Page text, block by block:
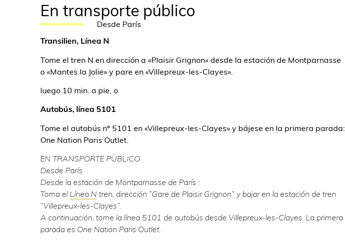
En transporte público
Desde París
Transilien, Línea N
Tome el tren N en dirección a «Plaisir Grignon» desde la estación de Montparnasse
o «Mantes la Jolie» y pare en «Villepreux-les-Clayes».
luego 10 min. a pie, o
Autobús, línea 5101
Tome el autobús nº 5101 en «Villepreux-les-Clayes» y bájese en la primera parada:
One Nation Paris Outlet.
EN TRANSPORTE PÚBLICO
Desde París
Desde la estación de Montparnasse de París :
Toma el Línea N tren, dirección “Gare de Plaisir Grignon” y bajar en la estación de tren
“Villepreux-les-Clayes”.
A continuación, tome la línea 5101 de autobús desde Villepreux-les-Clayes. La primera
parada es One Nation Paris Outlet.